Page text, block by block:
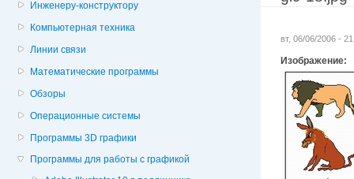
Инженеру-конструктору
Компьютерная техника
Линии связи
Математические программы
Обзоры
Операционные системы
Программы 3D графики
Программы для работы с графикой
вт, 06/06/2006 -
Изображение: